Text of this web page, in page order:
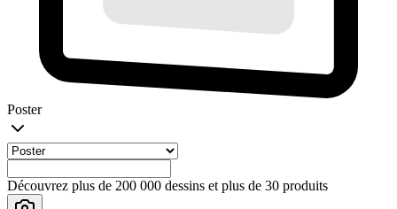
Poster
Découvrez plus de 200 000 dessins et plus de 30 produits